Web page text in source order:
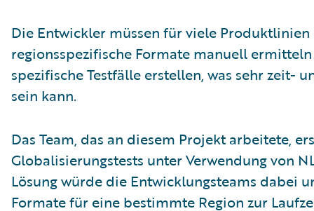
Die Entwickler müssen für viele
regionsspezifische Formate manuell
spezifische Testfälle erstellen, was sehr zeit-
sein kann.
Das Team, das an diesem Projekt arbeitete,
Globalisierungstests unter Verwendung von
Lösung würde die Entwicklungsteams dabei
Formate für eine bestimmte Region zur